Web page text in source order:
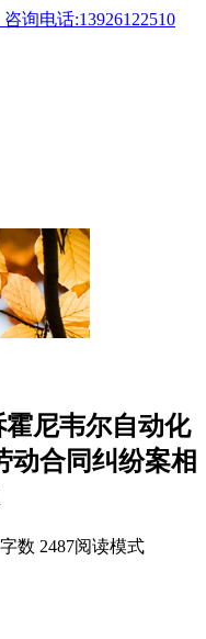
咨询电话:13926122510
尼韦尔自动化
动合同纠纷案相
字数 2487阅读模式